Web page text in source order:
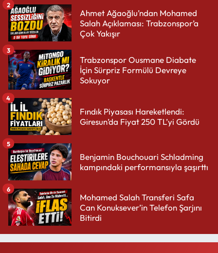
Ahmet Ağaoğlu’ndan Mohamed
Salah Açıklaması: Trabzonspor’a
Çok Yakışır
2
Trabzonspor Ousmane Diabate
İçin Sürpriz Formülü Devreye
Sokuyor
3
Fındık Piyasası Hareketlendi:
Giresun’da Fiyat 250 TL’yi Gördü
4
Benjamin Bouchouari Schladming
kampındaki performansıyla şaşırttı
5
Mohamed Salah Transferi Safa
Can Konuksever’in Telefon Şarjını
Bitirdi
6